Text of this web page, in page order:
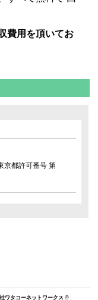
費用を頂いてお
京都許可番号 第
ワタコーネットワークス ©